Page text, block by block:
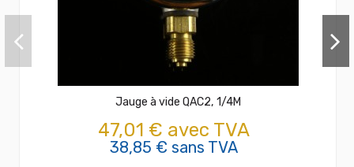
Jauge à vide QAC2, 1/4M
47,01 € avec TVA
38,85 € sans TVA